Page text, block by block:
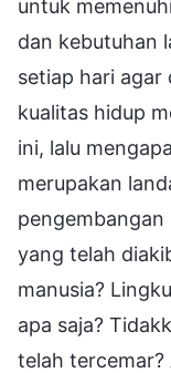
untuk
dan kebutuhan
setiap hari
kualitas hidup
ini, lalu
merupakan
pengembangan
yang telah
manusia?
apa saja?
telah tercemar?